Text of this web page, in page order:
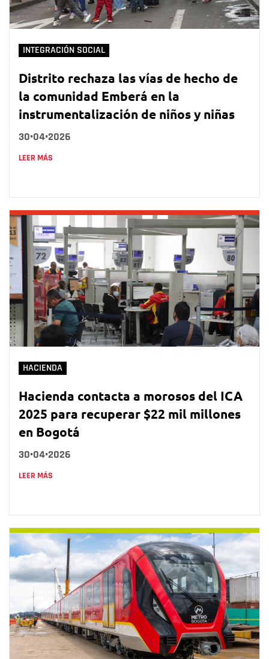
INTEGRACIÓN SOCIAL
Distrito rechaza las vías de hecho de
la comunidad Emberá en la
instrumentalización de niños y niñas
30•04•2026
LEER MÁS
HACIENDA
Hacienda contacta a morosos del ICA
2025 para recuperar $22 mil millones
en Bogotá
30•04•2026
LEER MÁS